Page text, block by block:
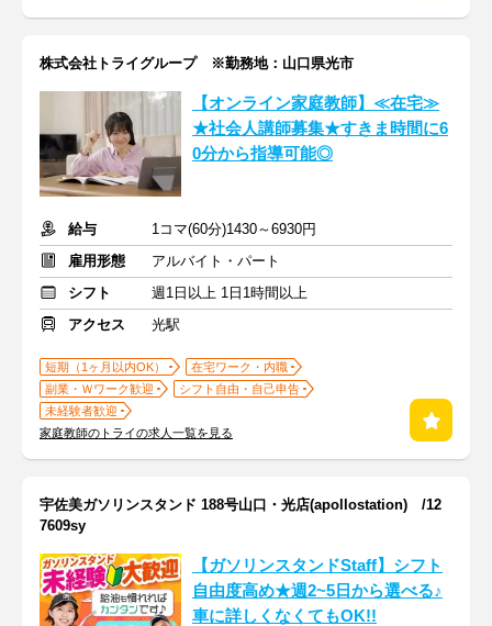
株式会社トライグループ ※勤務地：山口県光市
【オンライン家庭教師】≪在宅≫
★社会人講師募集★すきま時間に6
0分から指導可能◎
給与
1コマ(60分)1430～6930円
雇用形態
アルバイト・パート
シフト
週1日以上 1日1時間以上
アクセス
光駅
短期（1ヶ月以内OK）
在宅ワーク・内職
副業・Ｗワーク歓迎
シフト自由・自己申告
未経験者歓迎
家庭教師のトライの求人一覧を見る
宇佐美ガソリンスタンド 188号山口・光店(apollostation) /12
7609sy
【ガソリンスタンドStaff】シフト
自由度高め★週2~5日から選べる♪
車に詳しくなくてもOK!!